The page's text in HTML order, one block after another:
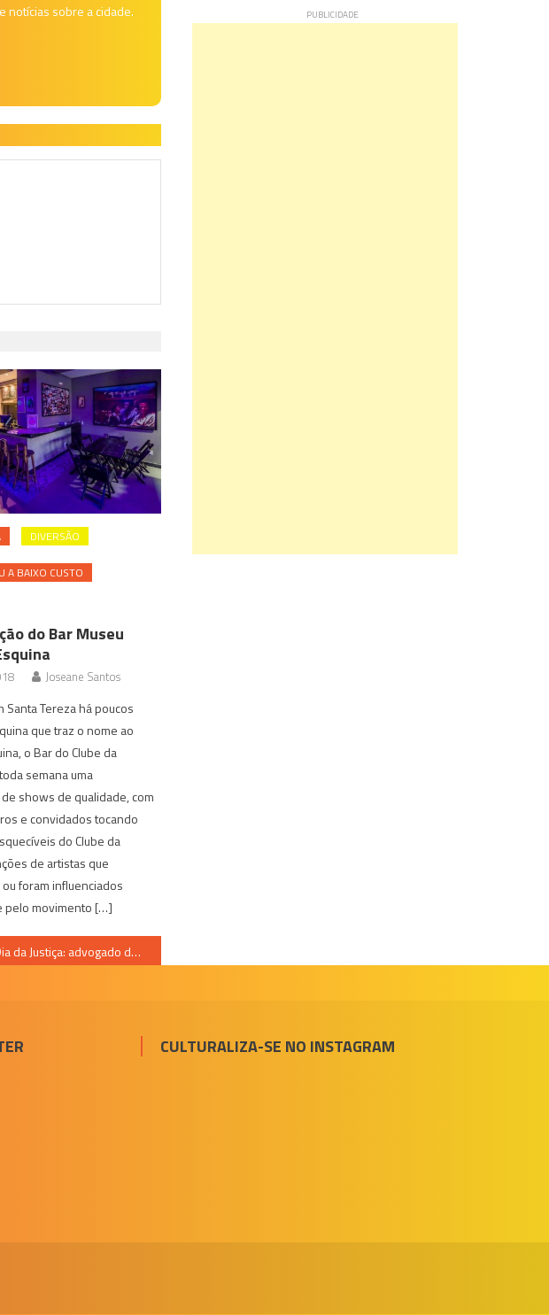
notícias sobre a cidade.
DIVERSÃO
A BAIXO CUSTO
do Bar Museu
Joseane Santos
Santa Tereza há poucos
que traz o nome ao
o Bar do Clube da
semana uma
shows de qualidade, com
e convidados tocando
do Clube da
de artistas que
foram influenciados
pelo movimento […]
Dia da Justiça: advogado destaca a importância do Direito e do Poder Judiciário para a sociedade
CULTURALIZA-SE NO INSTAGRAM